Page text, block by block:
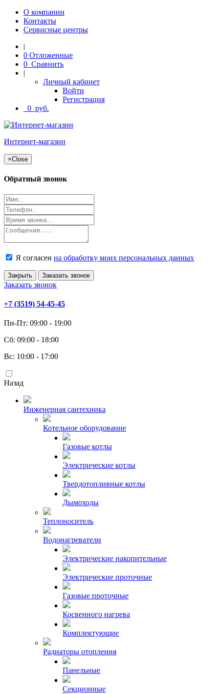
О компании
Контакты
Сервисные центры
|
0 Отложенные
0 Сравнить
|
Личный кабинет
Войти
Регистрация
0 руб.
Интернет-магазин
×Close
Обратный звонок
Я согласен на обработку моих персональных данных
Закрыть Заказать звонок
Заказать звонок
+7 (3519) 54-45-45
Пн-Пт: 09:00 - 19:00
Сб: 09:00 - 18:00
Вс: 10:00 - 17:00
Назад
Инженерная сантехника
Котельное оборудование
Газовые котлы
Электрические котлы
Твердотопливные котлы
Дымоходы
Теплоноситель
Водонагреватели
Электрические накопительные
Электрические проточные
Газовые проточные
Косвенного нагрева
Комплектующие
Радиаторы отопления
Панельные
Секционные